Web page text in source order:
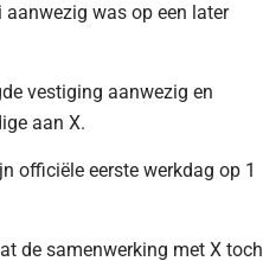
was op een later
vestiging aanwezig en
aan X.
officiële eerste werkdag op 1
de samenwerking met X toch